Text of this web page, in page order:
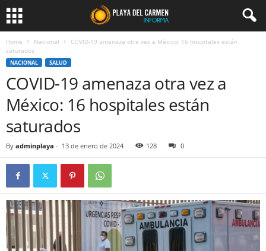
Home Nacional
COVID-19 amenaza otra vez a México: 16 hospitales están
saturados
NACIONAL SALUD
COVID-19 amenaza otra vez a
México: 16 hospitales están
saturados
By adminplaya - 13 de enero de 2024 128 0